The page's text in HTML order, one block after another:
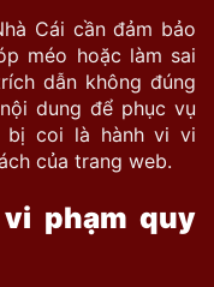
Cái cần đảm bảo
méo hoặc làm sai
dẫn không đúng
dung để phục vụ
bị coi là hành vi vi
của trang web.
phạm quy